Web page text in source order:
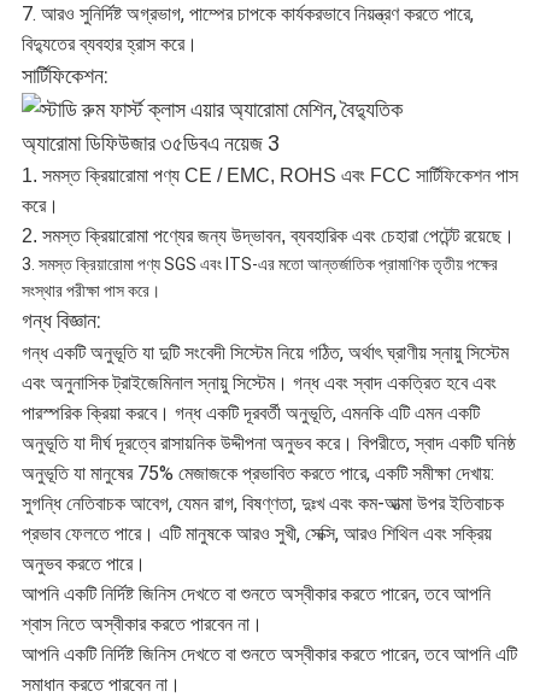
7. আরও সুনির্দিষ্ট অগ্রভাগ, পাম্পের চাপকে কার্যকরভাবে নিয়ন্ত্রণ করতে পারে,
বিদ্যুতের ব্যবহার হ্রাস করে।
সার্টিফিকেশন:
1. সমস্ত ক্রিয়ারোমা পণ্য CE / EMC, ROHS এবং FCC সার্টিফিকেশন পাস
করে।
2. সমস্ত ক্রিয়ারোমা পণ্যের জন্য উদ্ভাবন, ব্যবহারিক এবং চেহারা পেটেন্ট রয়েছে।
3. সমস্ত ক্রিয়ারোমা পণ্য SGS এবং ITS-এর মতো আন্তর্জাতিক প্রামাণিক তৃতীয় পক্ষের
সংস্থার পরীক্ষা পাস করে।
গন্ধ বিজ্ঞান:
গন্ধ একটি অনুভূতি যা দুটি সংবেদী সিস্টেম নিয়ে গঠিত, অর্থাৎ ঘ্রাণীয় স্নায়ু সিস্টেম
এবং অনুনাসিক ট্রাইজেমিনাল স্নায়ু সিস্টেম। গন্ধ এবং স্বাদ একত্রিত হবে এবং
পারস্পরিক ক্রিয়া করবে। গন্ধ একটি দূরবর্তী অনুভূতি, এমনকি এটি এমন একটি
অনুভূতি যা দীর্ঘ দূরত্বে রাসায়নিক উদ্দীপনা অনুভব করে। বিপরীতে, স্বাদ একটি ঘনিষ্ঠ
অনুভূতি যা মানুষের 75% মেজাজকে প্রভাবিত করতে পারে, একটি সমীক্ষা দেখায়:
সুগন্ধি নেতিবাচক আবেগ, যেমন রাগ, বিষণ্ণতা, দুঃখ এবং কম-আত্মা উপর ইতিবাচক
প্রভাব ফেলতে পারে। এটি মানুষকে আরও সুখী, সেক্সি, আরও শিথিল এবং সক্রিয়
অনুভব করতে পারে।
আপনি একটি নির্দিষ্ট জিনিস দেখতে বা শুনতে অস্বীকার করতে পারেন, তবে আপনি
শ্বাস নিতে অস্বীকার করতে পারবেন না।
আপনি একটি নির্দিষ্ট জিনিস দেখতে বা শুনতে অস্বীকার করতে পারেন, তবে আপনি এটি
সমাধান করতে পারবেন না।